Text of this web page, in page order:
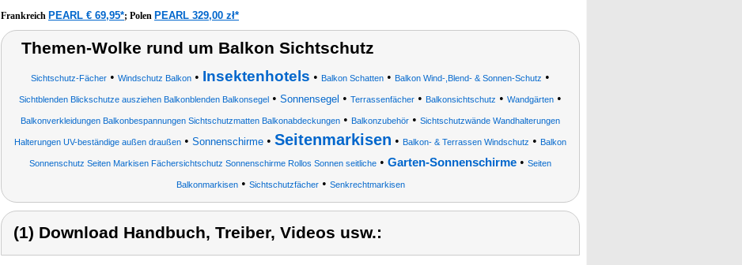
Frankreich PEARL € 69,95*; Polen PEARL 329,00 zł*
Themen-Wolke rund um Balkon Sichtschutz
Sichtschutz-Fächer • Windschutz Balkon • Insektenhotels • Balkon Schatten • Balkon Wind-,Blend- & Sonnen-Schutz •
Sichtblenden Blickschutze ausziehen Balkonblenden Balkonsegel • Sonnensegel • Terrassenfächer • Balkonsichtschutz • Wandgärten •
Balkonverkleidungen Balkonbespannungen Sichtschutzmatten Balkonabdeckungen • Balkonzubehör • Sichtschutzwände Wandhalterungen
Halterungen UV-beständige außen draußen • Sonnenschirme • Seitenmarkisen • Balkon- & Terrassen Windschutz • Balkon
Sonnenschutz Seiten Markisen Fächersichtschutz Sonnenschirme Rollos Sonnen seitliche • Garten-Sonnenschirme • Seiten
Balkonmarkisen• Sichtschutzfächer• Senkrechtmarkisen
(1) Download Handbuch, Treiber, Videos usw.: